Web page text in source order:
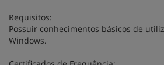
Requisitos:
Possuir conhecimentos básicos de
Windows.